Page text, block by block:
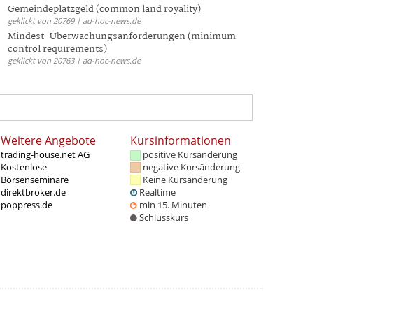
Gemeindeplatzgeld (common land royality)
geklickt von 20769 | ad-hoc-news.de
Mindest-Überwachungsanforderungen (minimum
control requirements)
geklickt von 20763 | ad-hoc-news.de
Weitere Angebote
trading-house.net AG
Kostenlose
Börsenseminare
direktbroker.de
poppress.de
Kursinformationen
positive Kursänderung
negative Kursänderung
Keine Kursänderung
Realtime
min 15. Minuten
Schlusskurs